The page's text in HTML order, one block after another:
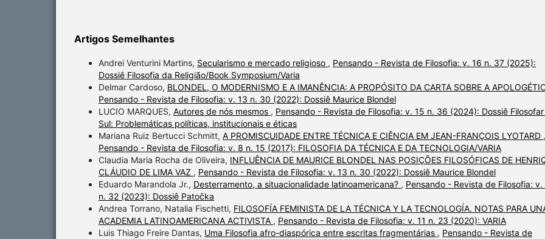
Artigos Semelhantes
Andrei Venturini Martins, Secularismo e mercado religioso , Pensando - Revista de Filosofia: v. 16 n. 37 (2025):
Dossiê Filosofia da Religião/Book Symposium/Varia
Delmar Cardoso, BLONDEL, O MODERNISMO E A IMANÊNCIA: A PROPÓSITO DA CARTA SOBRE A
Pensando - Revista de Filosofia: v. 13 n. 30 (2022): Dossiê Maurice Blondel
LUCIO MARQUES, Autores de nós mesmos , Pensando - Revista de Filosofia: v. 15 n. 36 (2024): Dossiê
Sul: Problemáticas políticas, institucionais e éticas
Mariana Ruiz Bertucci Schmitt, A PROMISCUIDADE ENTRE TÉCNICA E CIÊNCIA EM JEAN-FRANÇOIS LYOTARD ,
Pensando - Revista de Filosofia: v. 8 n. 15 (2017): FILOSOFIA DA TÉCNICA E DA TECNOLOGIA/VARIA
Claudia Maria Rocha de Oliveira, INFLUÊNCIA DE MAURICE BLONDEL NAS POSIÇÕES FILOSÓFICAS DE
CLÁUDIO DE LIMA VAZ , Pensando - Revista de Filosofia: v. 13 n. 30 (2022): Dossiê Maurice Blondel
Eduardo Marandola Jr., Desterramento, a situacionalidade latinoamericana? , Pensando - Revista de Filosofia: v.
n. 32 (2023): Dossiê Patočka
Andrea Torrano, Natalia Fischetti, FILOSOFÍA FEMINISTA DE LA TÉCNICA Y LA TECNOLOGÍA. NOTAS PARA
ACADEMIA LATINOAMERICANA ACTIVISTA , Pensando - Revista de Filosofia: v. 11 n. 23 (2020): VARIA
Luis Thiago Freire Dantas, Uma Filosofia afro-diaspórica entre escritas fragmentárias , Pensando - Revista de